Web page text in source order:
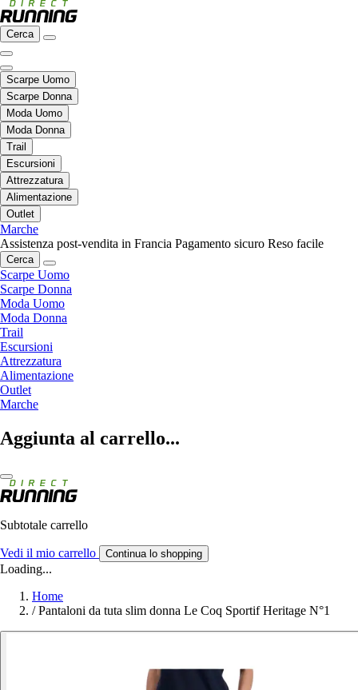
Cerca
Scarpe Uomo
Scarpe Donna
Moda Uomo
Moda Donna
Trail
Escursioni
Attrezzatura
Alimentazione
Outlet
Marche
Assistenza post-vendita in Francia Pagamento sicuro Reso facile
Cerca
Scarpe Uomo
Scarpe Donna
Moda Uomo
Moda Donna
Trail
Escursioni
Attrezzatura
Alimentazione
Outlet
Marche
Aggiunta al carrello...
Subtotale carrello
Vedi il mio carrello Continua lo shopping
Loading...
Home
/ Pantaloni da tuta slim donna Le Coq Sportif Heritage N°1